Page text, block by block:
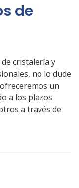
de
cristalería y
no lo dude
un
a los plazos
a través de